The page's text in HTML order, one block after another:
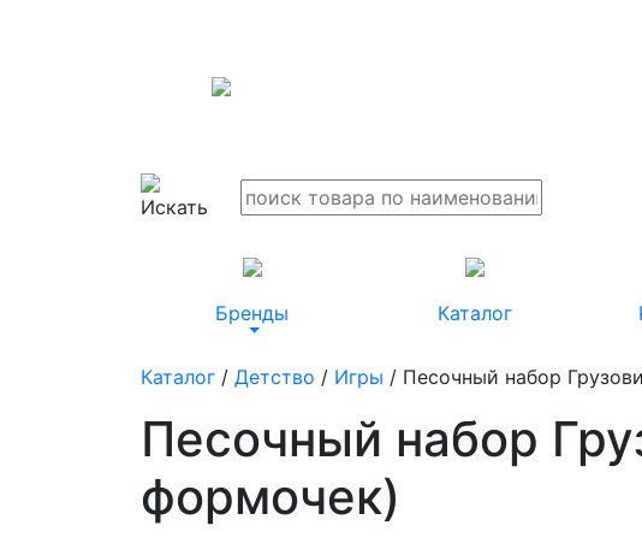
Бренды Каталог
Каталог / Детство / Игры / Песочный набор
Песочный набор
формочек)